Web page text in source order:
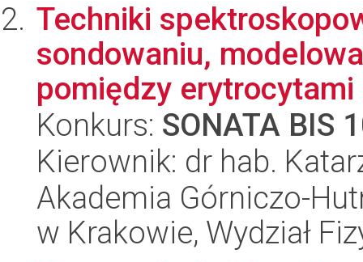
Techniki
sondowaniu,
pomiędzy erytrocytami
Konkurs: SONATA BIS
Kierownik: dr hab.
Akademia Górniczo-
w Krakowie, Wydział